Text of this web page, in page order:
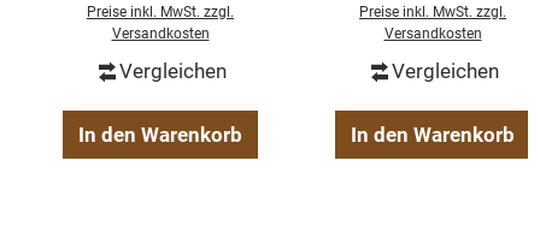
Preise inkl. MwSt. zzgl.
Versandkosten
Vergleichen
In den Warenkorb
Preise inkl. MwSt. zzgl.
Versandkosten
Vergleichen
In den Warenkorb